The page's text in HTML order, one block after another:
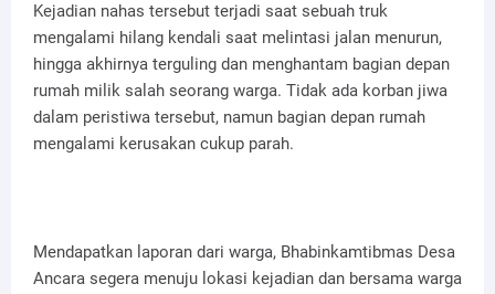
Kejadian nahas tersebut terjadi saat sebuah truk
mengalami hilang kendali saat melintasi jalan menurun,
hingga akhirnya terguling dan menghantam bagian depan
rumah milik salah seorang warga. Tidak ada korban jiwa
dalam peristiwa tersebut, namun bagian depan rumah
mengalami kerusakan cukup parah.
Mendapatkan laporan dari warga, Bhabinkamtibmas Desa
Ancara segera menuju lokasi kejadian dan bersama warga